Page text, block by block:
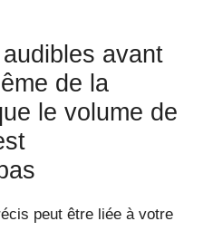
avant
de la
le volume de
peut être liée à votre